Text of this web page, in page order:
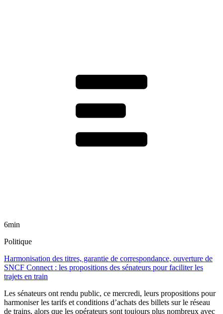
6min
Politique
Harmonisation des titres, garantie de correspondance, ouverture de
SNCF Connect : les propositions des sénateurs pour faciliter les
trajets en train
Les sénateurs ont rendu public, ce mercredi, leurs propositions pour
harmoniser les tarifs et conditions d’achats des billets sur le réseau
de trains, alors que les opérateurs sont toujours plus nombreux avec